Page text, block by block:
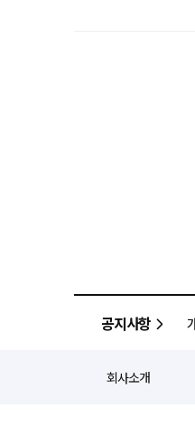
공지사항
회사소개